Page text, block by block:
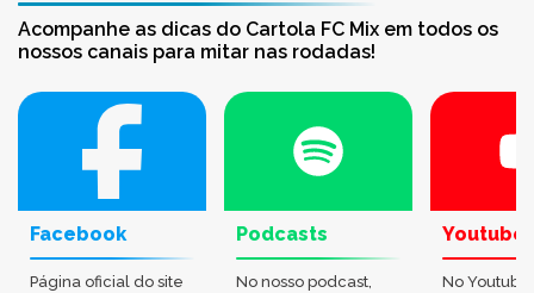
Acompanhe as dicas do Cartola FC Mix em todos os
nossos canais para mitar nas rodadas!
Facebook
Página oficial do site
Podcasts
No nosso podcast,
Youtube
No